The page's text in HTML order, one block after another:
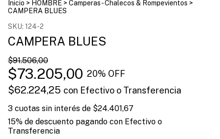
Inicio > HOMBRE > Camperas - Chalecos & Rompevientos >
CAMPERA BLUES
SKU: 124-2
CAMPERA BLUES
$91.506,00
$73.205,00 20% OFF
$62.224,25 con Efectivo o Transferencia
3 cuotas sin interés de $24.401,67
15% de descuento pagando con Efectivo o
Transferencia